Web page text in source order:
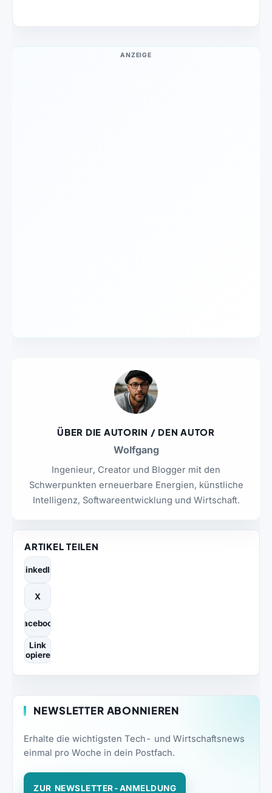
ANZEIGE
ÜBER DIE AUTORIN / DEN AUTOR
Wolfgang
Ingenieur, Creator und Blogger mit den
Schwerpunkten erneuerbare Energien, künstliche
Intelligenz, Softwareentwicklung und Wirtschaft.
ARTIKEL TEILEN
LinkedIn
X
Facebook
Link
kopieren
NEWSLETTER ABONNIEREN
Erhalte die wichtigsten Tech- und Wirtschaftsnews
einmal pro Woche in dein Postfach.
ZUR NEWSLETTER-ANMELDUNG